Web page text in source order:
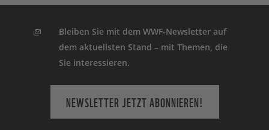
Bleiben Sie mit dem WWF-Newsletter auf
dem aktuellsten Stand – mit Themen, die
Sie interessieren.
NEWSLETTER JETZT ABONNIEREN!